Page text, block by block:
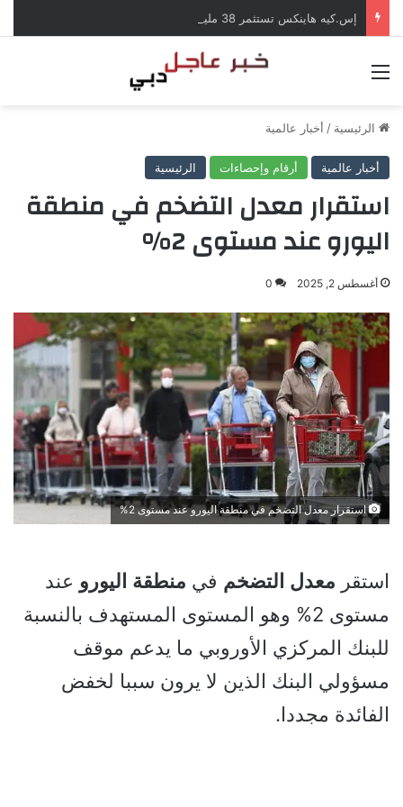
الرئيسية / أخبار عالمية
أخبار عالمية أرقام وإحصاءات الرئيسية
استقرار معدل التضخم في منطقة
اليورو عند مستوى 2%
أغسطس 2, 2025 0
استقرار معدل التضخم في منطقة اليورو عند مستوى 2%
استقر معدل التضخم في منطقة اليورو عند
مستوى 2% وهو المستوى المستهدف بالنسبة
للبنك المركزي الأوروبي ما يدعم موقف
مسؤولي البنك الذين لا يرون سببا لخفض
الفائدة مجددا.